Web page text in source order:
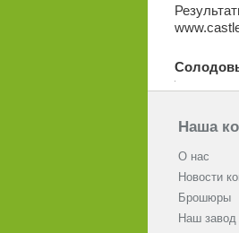
Наша
О нас
Новости
Брошюры
Наш